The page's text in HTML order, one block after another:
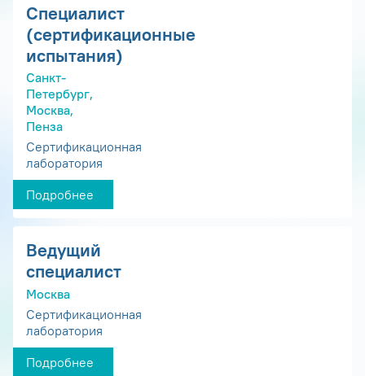
Специалист
(сертификационные
испытания)
Санкт-
Петербург,
Москва,
Пенза
Сертификационная
лаборатория
Подробнее
Ведущий
специалист
Москва
Сертификационная
лаборатория
Подробнее